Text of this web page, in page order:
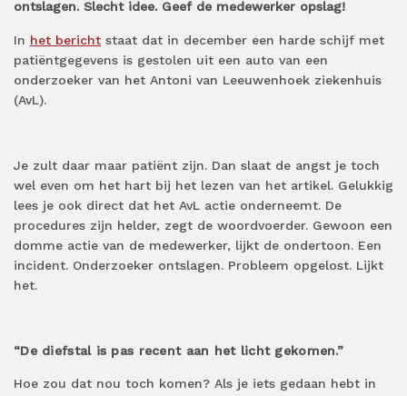
ontslagen. Slecht idee. Geef de medewerker opslag!
In het bericht staat dat in december een harde schijf met
patiëntgegevens is gestolen uit een auto van een
onderzoeker van het Antoni van Leeuwenhoek ziekenhuis
(AvL).
Je zult daar maar patiënt zijn. Dan slaat de angst je toch
wel even om het hart bij het lezen van het artikel. Gelukkig
lees je ook direct dat het AvL actie onderneemt. De
procedures zijn helder, zegt de woordvoerder. Gewoon een
domme actie van de medewerker, lijkt de ondertoon. Een
incident. Onderzoeker ontslagen. Probleem opgelost. Lijkt
het.
“De diefstal is pas recent aan het licht gekomen.”
Hoe zou dat nou toch komen? Als je iets gedaan hebt in